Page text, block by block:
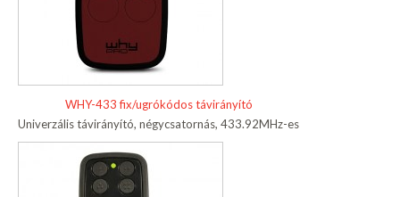
WHY-433 fix/ugrókódos távirányító
Univerzális távirányító, négycsatornás, 433.92MHz-es